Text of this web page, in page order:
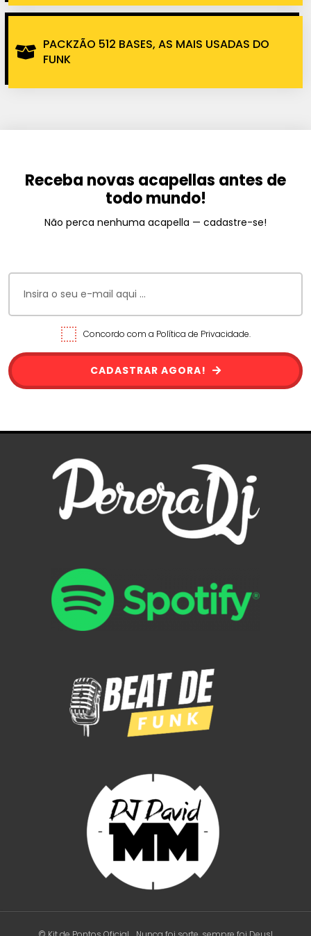
PACKZÃO 512 BASES, AS MAIS USADAS DO
FUNK
Receba novas acapellas antes de
todo mundo!
Não perca nenhuma acapella — cadastre-se!
Concordo com a Política de Privacidade.
CADASTRAR AGORA!